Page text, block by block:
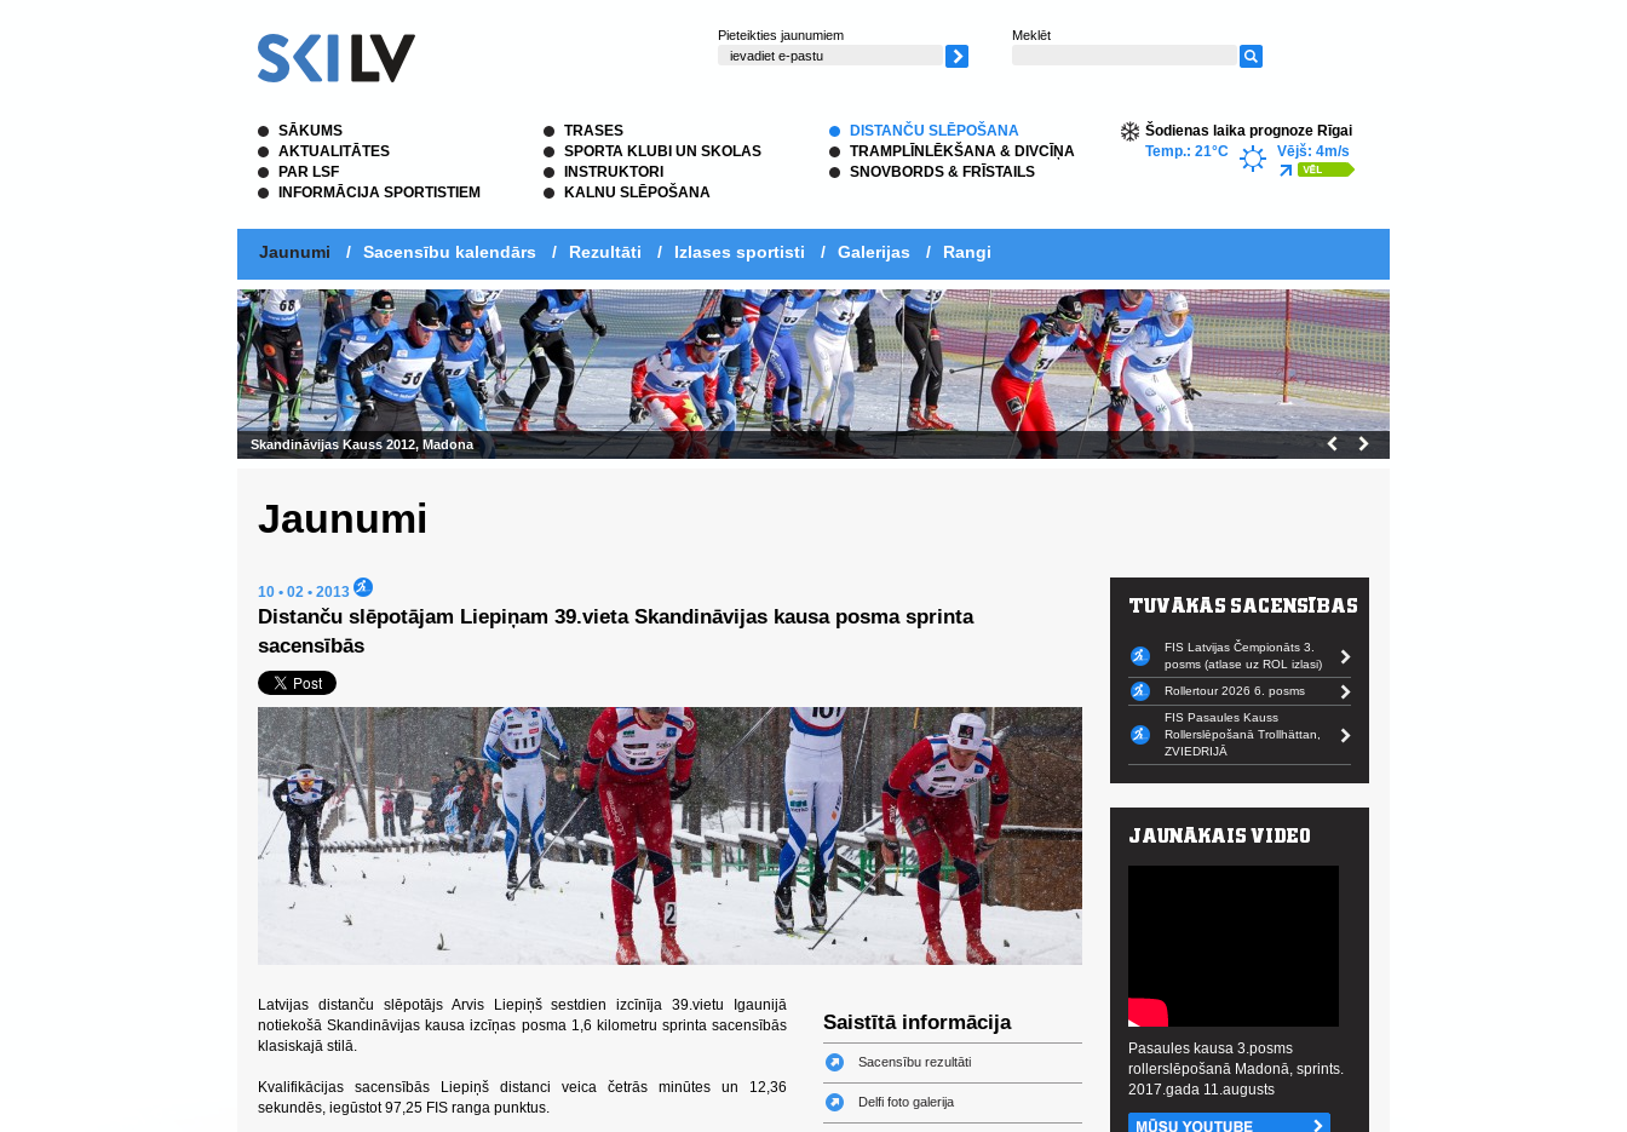
Pieteikties jaunumiem Meklēt
SĀKUMS
AKTUALITĀTES
PAR LSF
INFORMĀCIJA SPORTISTIEM
TRASES
SPORTA KLUBI UN SKOLAS
INSTRUKTORI
KALNU SLĒPOŠANA
DISTANČU SLĒPOŠANA
TRAMPLĪNLĒKŠANA & DIVCĪŅA
SNOVBORDS & FRĪSTAILS
Šodienas laika prognoze Rīgai
Temp.: 21°C
Vējš: 4m/s
Jaunumi / Sacensību kalendārs / Rezultāti / Izlases sportisti / Galerijas / Rangi
Skandināvijas Kauss 2012, Madona
Jaunumi
10 • 02 • 2013
Distanču slēpotājam Liepiņam 39.vieta Skandināvijas kausa posma sprinta
sacensībās
Saistītā informācija
Sacensību rezultāti
Delfi foto galerija
Latvijas distanču slēpotājs Arvis Liepiņš sestdien izcīnīja 39.vietu Igaunijā
notiekošā Skandināvijas kausa izcīņas posma 1,6 kilometru sprinta sacensībās
klasiskajā stilā.
Kvalifikācijas sacensībās Liepiņš distanci veica četrās minūtes un 12,36
sekundēs, iegūstot 97,25 FIS ranga punktus.
FIS Latvijas Čempionāts 3.
posms (atlase uz ROL izlasi)
Rollertour 2026 6. posms
FIS Pasaules Kauss
Rollerslēpošanā Trollhättan,
ZVIEDRIJĀ
Pasaules kausa 3.posms
rollerslēpošanā Madonā, sprints.
2017.gada 11.augusts